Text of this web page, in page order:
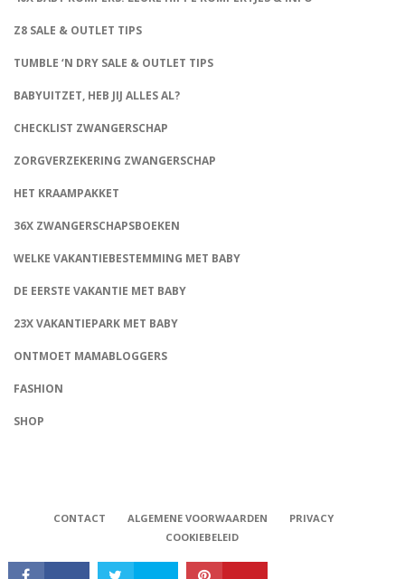
Z8 SALE & OUTLET TIPS
TUMBLE ‘N DRY SALE & OUTLET TIPS
BABYUITZET, HEB JIJ ALLES AL?
CHECKLIST ZWANGERSCHAP
ZORGVERZEKERING ZWANGERSCHAP
HET KRAAMPAKKET
36X ZWANGERSCHAPSBOEKEN
WELKE VAKANTIEBESTEMMING MET BABY
DE EERSTE VAKANTIE MET BABY
23X VAKANTIEPARK MET BABY
ONTMOET MAMABLOGGERS
FASHION
SHOP
CONTACT ALGEMENE VOORWAARDEN
PRIVACY
COOKIEBELEID
Babystraatje.nl, Copyright © 2019